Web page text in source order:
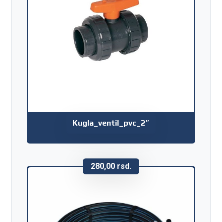
Kugla_ventil_pvc_2″
280,00 rsd.